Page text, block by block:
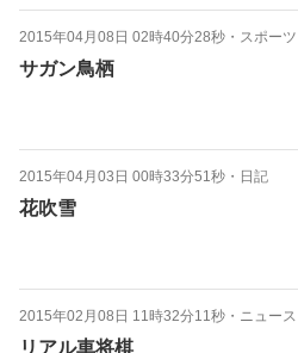
2015年04月08日 02時40分28秒 ・ スポーツ
サガン鳥栖
2015年04月03日 00時33分51秒 ・ 日記
花吹雪
2015年02月08日 11時32分11秒 ・ ニュース
リアル車将棋